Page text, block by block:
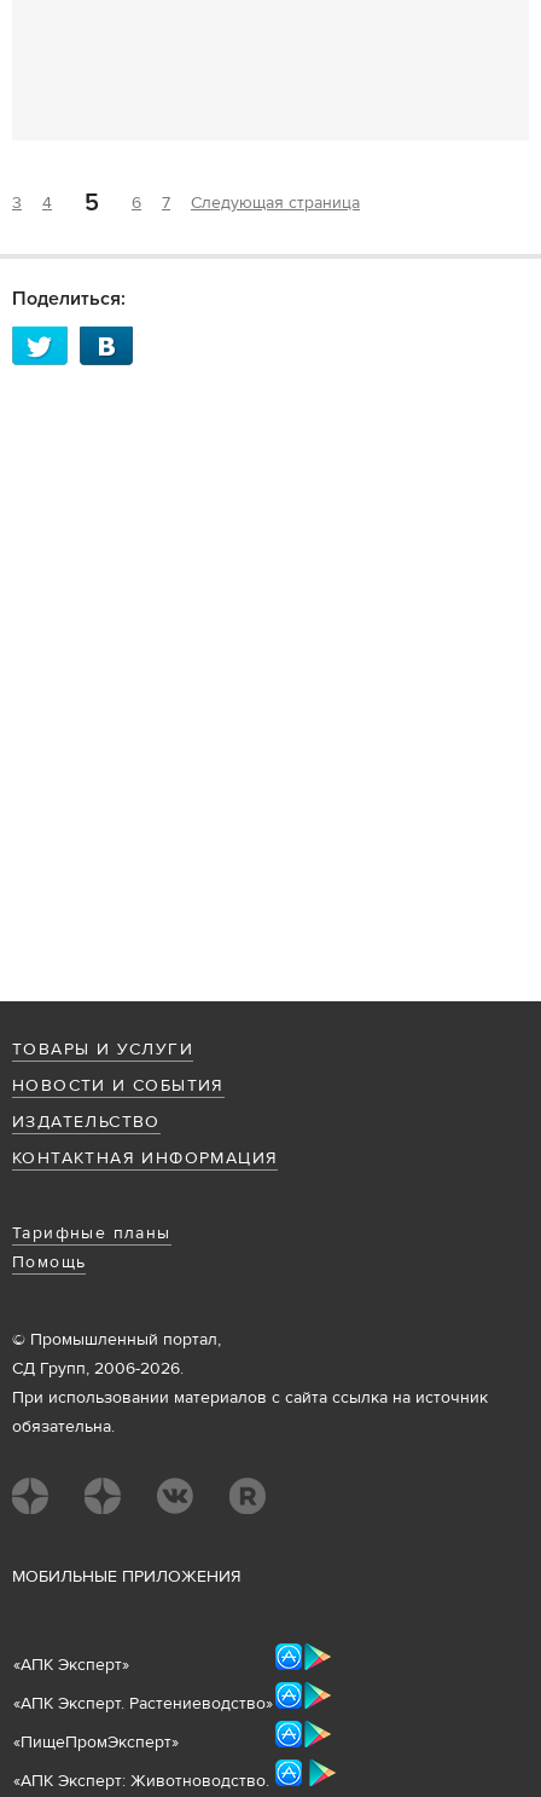
3 4 5 6 7 Следующая страница
Поделиться:
ТОВАРЫ И УСЛУГИ
НОВОСТИ И СОБЫТИЯ
ИЗДАТЕЛЬСТВО
КОНТАКТНАЯ ИНФОРМАЦИЯ
Тарифные планы
Помощь
© Промышленный портал,
СД Групп, 2006-2026.
При использовании материалов с сайта ссылка на источник
обязательна.
МОБИЛЬНЫЕ ПРИЛОЖЕНИЯ
«АПК Эксперт»
«АПК Эксперт. Растениеводство»
«ПищеПромЭксперт»
«АПК Эксперт: Животноводство.